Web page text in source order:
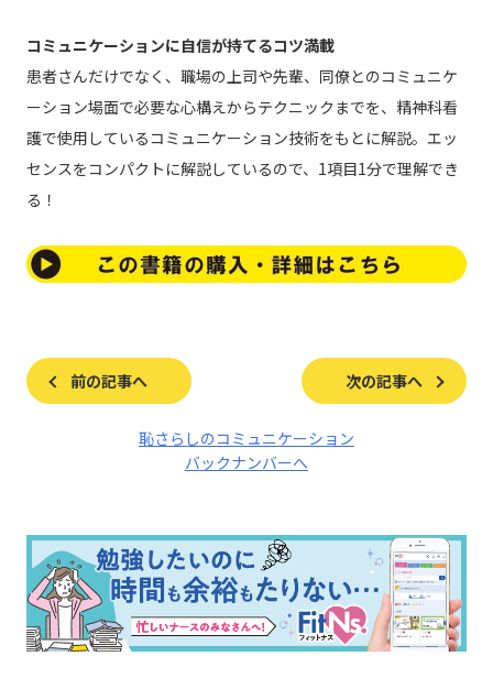
コミュニケーションに自信が持てるコツ満載
患者さんだけでなく、職場の上司や先輩、同僚とのコミュニケ
ーション場面で必要な心構えからテクニックまでを、精神科看
護で使用しているコミュニケーション技術をもとに解説。エッ
センスをコンパクトに解説しているので、1項目1分で理解でき
る！
前の記事へ 次の記事へ
恥さらしのコミュニケーション
バックナンバーへ